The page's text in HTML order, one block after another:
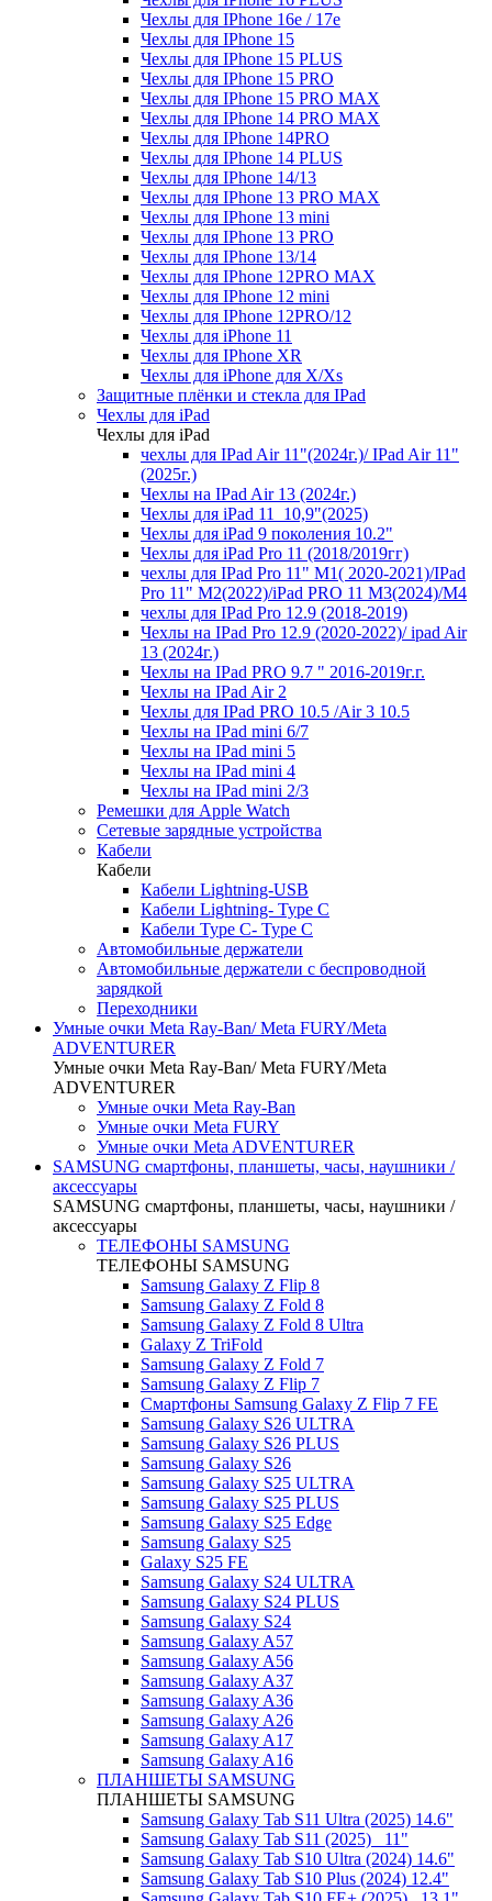
Чехлы для IPhone 16e / 17e
Чехлы для IPhone 15
Чехлы для IPhone 15 PLUS
Чехлы для IPhone 15 PRO
Чехлы для IPhone 15 PRO MAX
Чехлы для IPhone 14 PRO MAX
Чехлы для IPhone 14PRO
Чехлы для IPhone 14 PLUS
Чехлы для IPhone 14/13
Чехлы для IPhone 13 PRO MAX
Чехлы для IPhone 13 mini
Чехлы для IPhone 13 PRO
Чехлы для IPhone 13/14
Чехлы для IPhone 12PRO MAX
Чехлы для IPhone 12 mini
Чехлы для IPhone 12PRO/12
Чехлы для iPhone 11
Чехлы для IPhone XR
Чехлы для iPhone для X/Xs
Защитные плёнки и стекла для IPad
Чехлы для iPad
Чехлы для iPad
чехлы для IPad Air 11"(2024г.)/ IPad Air 11"
(2025г.)
Чехлы на IPad Air 13 (2024г.)
Чехлы для iPad 11_10,9"(2025)
Чехлы для iPad 9 поколения 10.2"
Чехлы для iPad Pro 11 (2018/2019гг)
чехлы для IPad Pro 11" М1( 2020-2021)/IPad
Pro 11" М2(2022)/iPad PRO 11 M3(2024)/M4
чехлы для IPad Pro 12.9 (2018-2019)
Чехлы на IPad Pro 12.9 (2020-2022)/ ipad Air
13 (2024г.)
Чехлы на IPad PRO 9.7 " 2016-2019г.г.
Чехлы на IPad Air 2
Чехлы для IPad PRO 10.5 /Air 3 10.5
Чехлы на IPad mini 6/7
Чехлы на IPad mini 5
Чехлы на IPad mini 4
Чехлы на IPad mini 2/3
Ремешки для Apple Watch
Сетевые зарядные устройства
Кабели
Кабели
Кабели Lightning-USB
Кабели Lightning- Type C
Кабели Type C- Type C
Автомобильные держатели
Автомобильные держатели с беспроводной
зарядкой
Переходники
Умные очки Meta Ray-Ban/ Meta FURY/Meta
ADVENTURER
Умные очки Meta Ray-Ban/ Meta FURY/Meta
ADVENTURER
Умные очки Meta Ray-Ban
Умные очки Meta FURY
Умные очки Meta ADVENTURER
SAMSUNG cмартфоны, планшеты, часы, наушники /
аксессуары
SAMSUNG cмартфоны, планшеты, часы, наушники /
аксессуары
ТЕЛЕФОНЫ SAMSUNG
ТЕЛЕФОНЫ SAMSUNG
Samsung Galaxy Z Flip 8
Samsung Galaxy Z Fold 8
Samsung Galaxy Z Fold 8 Ultra
Galaxy Z TriFold
Samsung Galaxy Z Fold 7
Samsung Galaxy Z Flip 7
Смартфоны Samsung Galaxy Z Flip 7 FE
Samsung Galaxy S26 ULTRA
Samsung Galaxy S26 PLUS
Samsung Galaxy S26
Samsung Galaxy S25 ULTRA
Samsung Galaxy S25 PLUS
Samsung Galaxy S25 Edge
Samsung Galaxy S25
Galaxy S25 FE
Samsung Galaxy S24 ULTRA
Samsung Galaxy S24 PLUS
Samsung Galaxy S24
Samsung Galaxy A57
Samsung Galaxy A56
Samsung Galaxy A37
Samsung Galaxy A36
Samsung Galaxy A26
Samsung Galaxy A17
Samsung Galaxy A16
ПЛАНШЕТЫ SAMSUNG
ПЛАНШЕТЫ SAMSUNG
Samsung Galaxy Tab S11 Ultra (2025) 14.6"
Samsung Galaxy Tab S11 (2025) _11"
Samsung Galaxy Tab S10 Ultra (2024) 14.6"
Samsung Galaxy Tab S10 Plus (2024) 12.4"